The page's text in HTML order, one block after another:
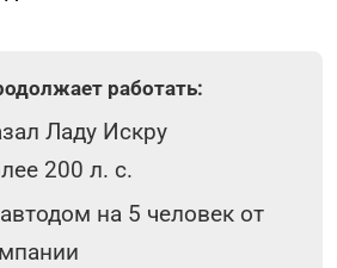
работать:
Ладу Искру
200 л. с.
на 5 человек от